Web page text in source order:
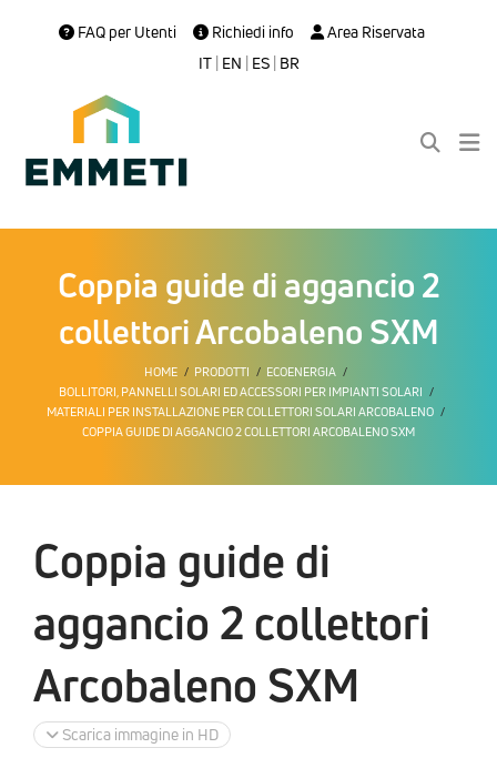
FAQ per Utenti Richiedi info
Area Riservata
IT| EN | ES| BR
Coppia guide di aggancio 2
collettori Arcobaleno SXM
HOME PRODOTTI
ECOENERGIA
BOLLITORI, PANNELLI SOLARI ED ACCESSORI PER IMPIANTI SOLARI
MATERIALI PER INSTALLAZIONE PER COLLETTORI SOLARI ARCOBALENO
COPPIA GUIDE DI AGGANCIO 2 COLLETTORI ARCOBALENO SXM
Coppia guide di
aggancio 2 collettori
Arcobaleno SXM
Scarica immagine in HD